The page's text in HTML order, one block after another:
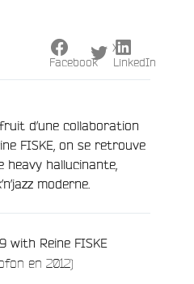
d’une collaboration
FISKE, on se retrouve
heavy hallucinante,
moderne.
with Reine FISKE
en 2012)/
Facebook
X
LinkedIn